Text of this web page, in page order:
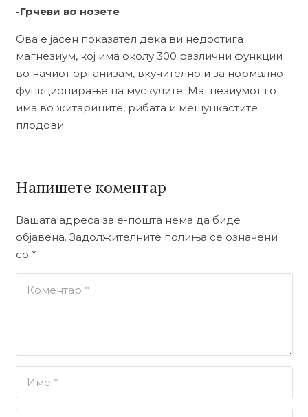
-Грчеви во нозете
Ова е јасен показател дека ви недостига
магнезиум, кој има околу 300 различни функции
во начиот организам, вкучително и за нормално
функционирање на мускулите. Магнезиумот го
има во житариците, рибата и мешункастите
плодови.
Напишете коментар
Вашата адреса за е-пошта нема да биде
објавена. Задолжителните полиња се означени
со *